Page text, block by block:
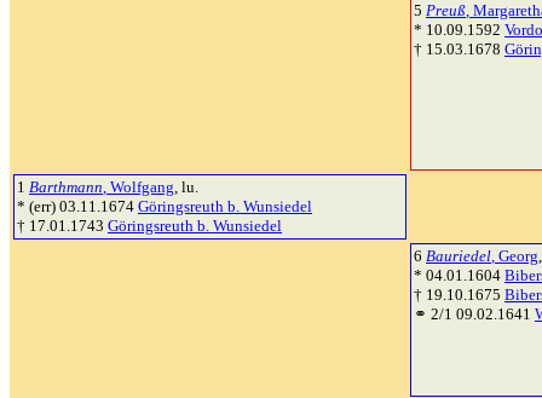
5 Preuß,
* 10.09.1592
† 15.03.1678
1 Barthmann, Wolfgang, lu.
* (err) 03.11.1674 Göringsreuth b. Wunsiedel
† 17.01.1743 Göringsreuth b. Wunsiedel
6 Bauriedel, Georg
* 04.01.1604
† 19.10.1675
⚭ 2/1 09.02.1641